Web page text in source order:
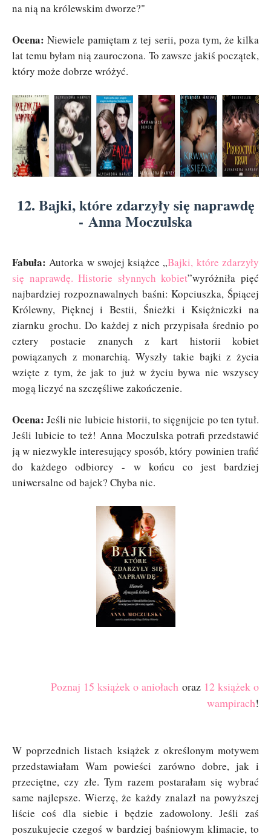
na nią na królewskim dworze?"
Ocena: Niewiele pamiętam z tej serii, poza tym, że kilka
lat temu byłam nią zauroczona. To zawsze jakiś początek,
który może dobrze wróżyć.
12. Bajki, które zdarzyły się naprawdę
- Anna Moczulska
Fabuła: Autorka w swojej książce „Bajki, które zdarzyły
się naprawdę. Historie słynnych kobiet”wyróżniła pięć
najbardziej rozpoznawalnych baśni: Kopciuszka, Śpiącej
Królewny, Pięknej i Bestii, Śnieżki i Księżniczki na
ziarnku grochu. Do każdej z nich przypisała średnio po
cztery postacie znanych z kart historii kobiet
powiązanych z monarchią. Wyszły takie bajki z życia
wzięte z tym, że jak to już w życiu bywa nie wszyscy
mogą liczyć na szczęśliwe zakończenie.
Ocena: Jeśli nie lubicie historii, to sięgnijcie po ten tytuł.
Jeśli lubicie to też! Anna Moczulska potrafi przedstawić
ją w niezwykle interesujący sposób, który powinien trafić
do każdego odbiorcy - w końcu co jest bardziej
uniwersalne od bajek? Chyba nic.
Poznaj 15 książek o aniołach oraz 12 książek o
wampirach!
W poprzednich listach książek z określonym motywem
przedstawiałam Wam powieści zarówno dobre, jak i
przeciętne, czy złe. Tym razem postarałam się wybrać
same najlepsze. Wierzę, że każdy znalazł na powyższej
liście coś dla siebie i będzie zadowolony. Jeśli zaś
poszukujecie czegoś w bardziej baśniowym klimacie, to